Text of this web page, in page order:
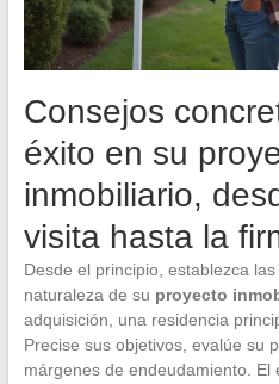
Consejos
éxito en su
inmobiliario,
visita hasta la
Desde el principio, establezca
naturaleza de su proyecto
adquisición, una residencia
Precise sus objetivos, evalúe su
márgenes de endeudamiento. El